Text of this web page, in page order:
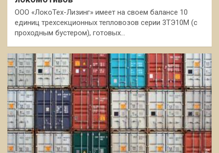
ООО «ЛокоТех-Лизинг» имеет на своем балансе 10
единиц трехсекционных тепловозов серии 3ТЭ10М (с
проходным бустером), готовых…